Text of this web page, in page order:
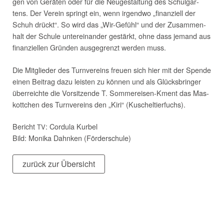
tens. Der Ver­ein springt ein, wenn irgend­wo „finan­zi­ell der
Schuh drückt“. So wird das „Wir-Gefühl“ und der Zusam­men­
halt der Schu­le unter­ein­an­der gestärkt, ohne dass jemand aus
finan­zi­el­len Grün­den aus­ge­grenzt wer­den muss.
Die Mit­glie­der des Turn­ver­eins freu­en sich hier mit der Spen­de
einen Bei­trag dazu leis­ten zu kön­nen und als Glücks­brin­ger
über­reich­te die Vor­sit­zen­de T. Som­mer­ei­sen-Kment das Mas­
kott­chen des Turn­ver­eins den „Kiri“ (Kuschel­tier­fuchs).
Bericht TV: Cor­du­la Kurbel
Bild: Moni­ka Dahn­ken (För­der­schu­le)
zurück zur Übersicht